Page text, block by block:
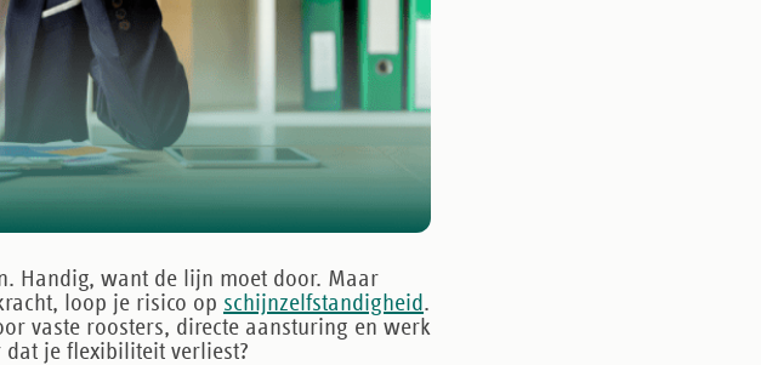
Handig, want de lijn moet door. Maar
loop je risico op schijnzelfstandigheid .
vaste roosters, directe aansturing en werk
dat je flexibiliteit verliest?